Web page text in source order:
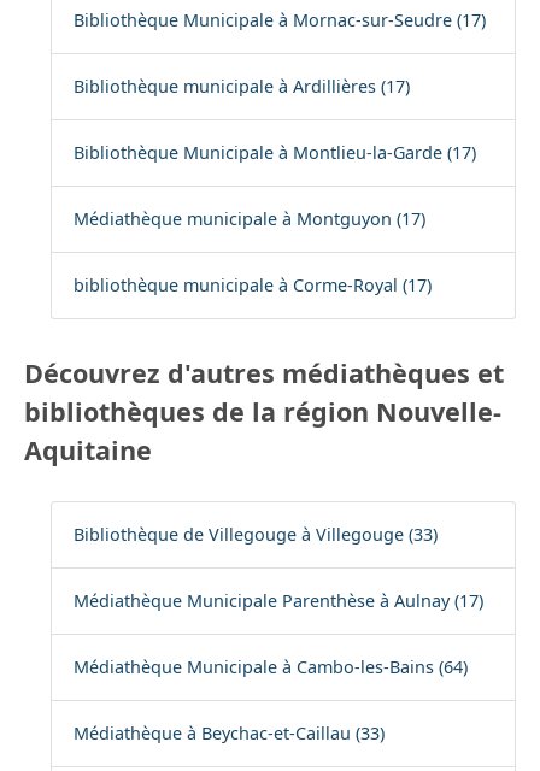
Bibliothèque Municipale à Mornac-sur-Seudre (17)
Bibliothèque municipale à Ardillières (17)
Bibliothèque Municipale à Montlieu-la-Garde (17)
Médiathèque municipale à Montguyon (17)
bibliothèque municipale à Corme-Royal (17)
Découvrez d'autres médiathèques et
bibliothèques de la région Nouvelle-
Aquitaine
Bibliothèque de Villegouge à Villegouge (33)
Médiathèque Municipale Parenthèse à Aulnay (17)
Médiathèque Municipale à Cambo-les-Bains (64)
Médiathèque à Beychac-et-Caillau (33)